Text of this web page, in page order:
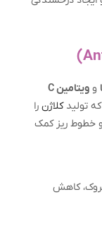
و
ویتامین C
تولیدکلاژن را
خطوط ریز کمک
کاهش